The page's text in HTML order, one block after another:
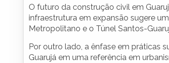
O futuro da construção civil em
infraestrutura em expansão sugere
Metropolitano e o Túnel Santos-
Por outro lado, a ênfase em práticas
Guarujá em uma referência em